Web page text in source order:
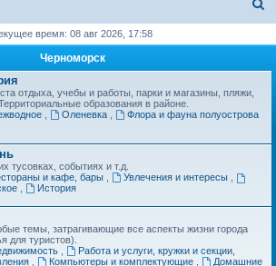
с
время: 08 авг 2026, 17:58
Черноморск
отдыха, учебы и работы, парки и магазины, пляжи,
образования в районе.
Оленевка
Флора и фауна полуострова
тусовках, событиях и т.д.
и кафе, бары Увлечения и интересы
История
темы, затрагивающие все аспекты жизни города
для туристов).
Работа и услуги, кружки и секции,
Компьютеры и комплектующие
Домашние